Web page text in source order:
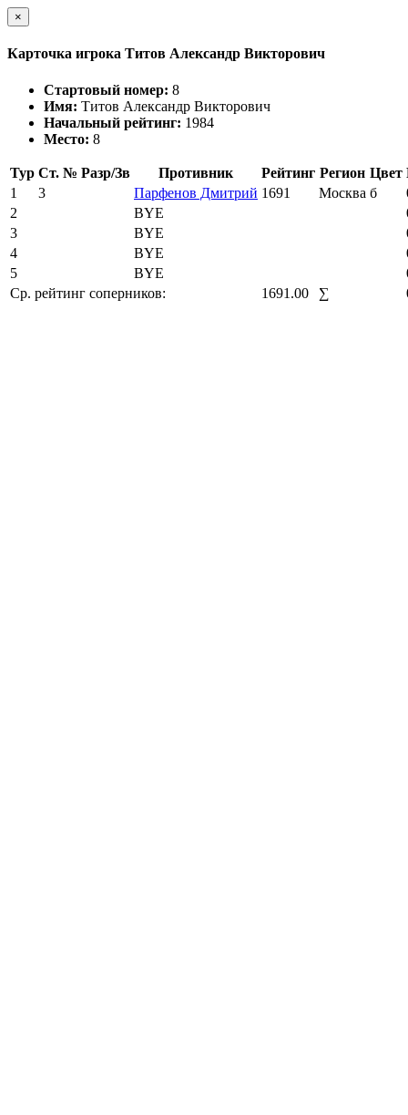
×
Карточка игрока Титов Александр Викторович
Стартовый номер: 8
Имя: Титов Александр Викторович
Начальный рейтинг: 1984
Место: 8
Тур Ст. № Разр/Зв Противник Рейтинг Регион Цвет
1
3 Парфенов Дмитрий 1691 Москва б
2
BYE
3
BYE
4
BYE
5
BYE
Ср. рейтинг соперников:
1691.00 ∑